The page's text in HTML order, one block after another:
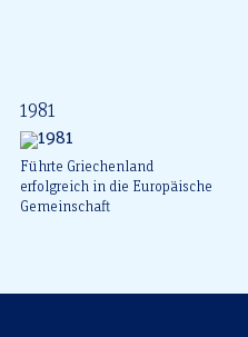
1981
Führte Griechenland
erfolgreich in die Europäische
Gemeinschaft